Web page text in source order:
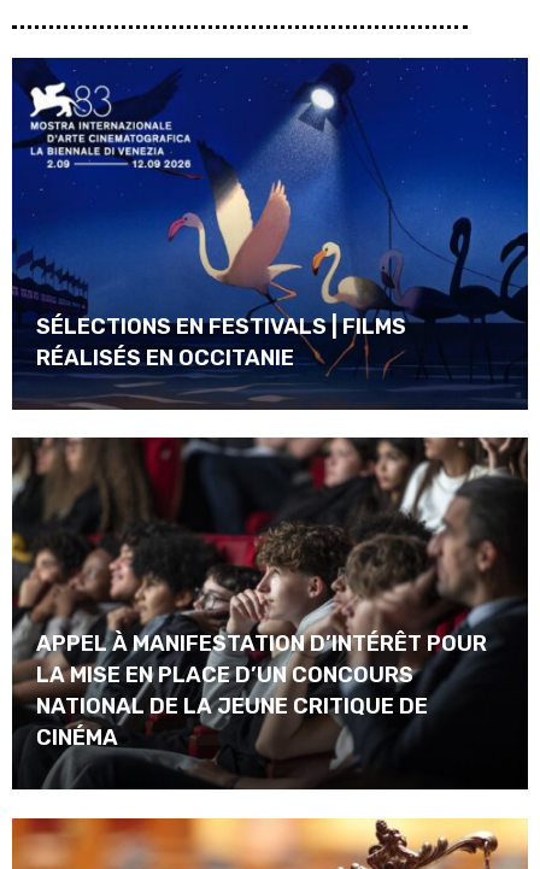
SÉLECTIONS EN FESTIVALS | FILMS
RÉALISÉS EN OCCITANIE
APPEL À MANIFESTATION D’INTÉRÊT POUR
LA MISE EN PLACE D’UN CONCOURS
NATIONAL DE LA JEUNE CRITIQUE DE
CINÉMA